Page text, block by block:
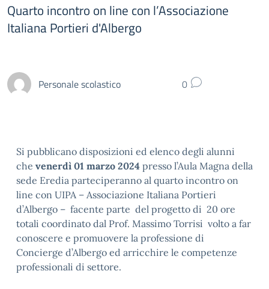
Quarto incontro on line con l’Associazione
Italiana Portieri d'Albergo
Personale scolastico 0
Si pubblicano disposizioni ed elenco degli alunni
che venerdì 01 marzo 2024 presso l’Aula Magna della
sede Eredia parteciperanno al quarto incontro on
line con UIPA – Associazione Italiana Portieri
d’Albergo – facente parte del progetto di 20 ore
totali coordinato dal Prof. Massimo Torrisi volto a far
conoscere e promuovere la professione di
Concierge d’Albergo ed arricchire le competenze
professionali di settore.